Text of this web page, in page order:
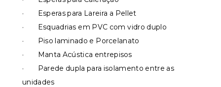
· Esperas para Lareira a Pellet
· Esquadrias em PVC com vidro duplo
· Piso laminado e Porcelanato
· Manta Acústica entrepisos
· Parede dupla para isolamento entre as
unidades